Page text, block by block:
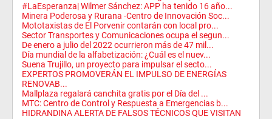
#LaEsperanza| Wilmer Sánchez: APP ha tenido 16 año...
Minera Poderosa y Rurana -Centro de Innovación Soc...
Mototaxistas de El Porvenir contarán con local pro...
Sector Transportes y Comunicaciones ocupa el segun...
De enero a julio del 2022 ocurrieron más de 47 mil...
Día mundial de la alfabetización: ¿Cuál es el nuev...
Suena Trujillo, un proyecto para impulsar el secto...
EXPERTOS PROMOVERÁN EL IMPULSO DE ENERGÍAS
RENOVAB...
Mallplaza regalará canchita gratis por el Día del ...
MTC: Centro de Control y Respuesta a Emergencias b...
HIDRANDINA ALERTA DE FALSOS TÉCNICOS QUE VISITAN